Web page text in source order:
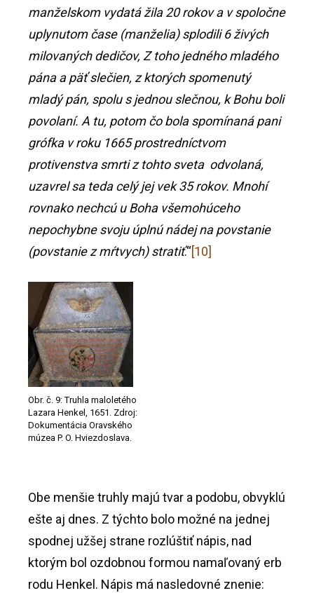
manželskom vydatá žila 20 rokov a v spoločne
uplynutom čase (manželia) splodili 6 živých
milovaných dedičov, Z toho jedného mladého
pána a päť slečien, z ktorých spomenutý
mladý pán, spolu s jednou slečnou, k Bohu boli
povolaní. A tu, potom čo bola spomínaná pani
grófka v roku 1665 prostredníctvom
protivenstva smrti z tohto sveta odvolaná,
uzavrel sa teda celý jej vek 35 rokov. Mnohí
rovnako nechcú u Boha všemohúceho
nepochybne svoju úplnú nádej na povstanie
(povstanie z mŕtvych) stratiť.“[10]
Obr. č. 9: Truhla maloletého
Lazara Henkel, 1651. Zdroj:
Dokumentácia Oravského
múzea P. O. Hviezdoslava.
Obe menšie truhly majú tvar a podobu, obvyklú
ešte aj dnes. Z týchto bolo možné na jednej
spodnej užšej strane rozlúštiť nápis, nad
ktorým bol ozdobnou formou namaľovaný erb
rodu Henkel. Nápis má nasledovné znenie: